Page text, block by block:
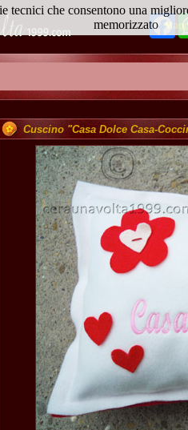
Cuscino "Casa Dolce Casa-
tecnici che consentono una
memorizzato